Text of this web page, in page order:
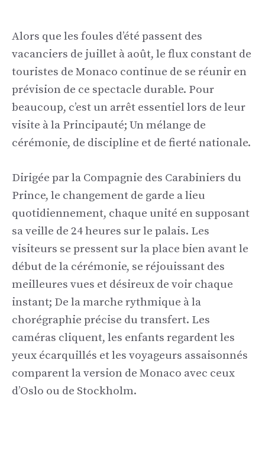
Alors que les foules d’été passent des
vacanciers de juillet à août, le flux constant de
touristes de Monaco continue de se réunir en
prévision de ce spectacle durable. Pour
beaucoup, c’est un arrêt essentiel lors de leur
visite à la Principauté; Un mélange de
cérémonie, de discipline et de fierté nationale.
Dirigée par la Compagnie des Carabiniers du
Prince, le changement de garde a lieu
quotidiennement, chaque unité en supposant
sa veille de 24 heures sur le palais. Les
visiteurs se pressent sur la place bien avant le
début de la cérémonie, se réjouissant des
meilleures vues et désireux de voir chaque
instant; De la marche rythmique à la
chorégraphie précise du transfert. Les
caméras cliquent, les enfants regardent les
yeux écarquillés et les voyageurs assaisonnés
comparent la version de Monaco avec ceux
d’Oslo ou de Stockholm.